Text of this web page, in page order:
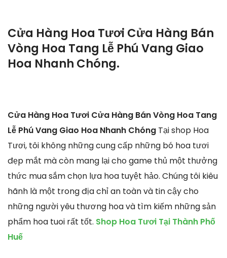
Cửa Hàng Hoa Tươi Cửa Hàng Bán
Vòng Hoa Tang Lễ Phú Vang Giao
Hoa Nhanh Chóng.
Cửa Hàng Hoa Tươi Cửa Hàng Bán Vòng Hoa Tang
Lễ Phú Vang Giao Hoa Nhanh Chóng Tại shop Hoa
Tươi, tôi không những cung cấp những bó hoa tươi
đẹp mắt mà còn mang lại cho game thủ một thưởng
thức mua sắm chọn lựa hoa tuyệt hảo. Chúng tôi kiêu
hãnh là một trong địa chỉ an toàn và tin cậy cho
những người yêu thương hoa và tìm kiếm những sản
phẩm hoa tuoi rất tốt. Shop Hoa Tươi Tại Thành Phố
Huế